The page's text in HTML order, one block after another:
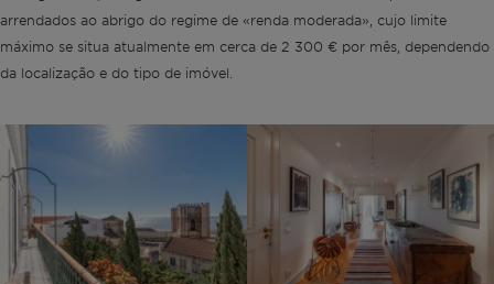
arrendados ao abrigo do regime de «renda moderada», cujo limite
máximo se situa atualmente em cerca de 2 300 € por mês, dependendo
da localização e do tipo de imóvel.